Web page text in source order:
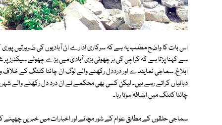
اس بات کا واضح مطلب یہ ہے کہ سرکاری ادارے ان آبادیوں کی ضرورتیں پوری
سے کہنا پڑتا ہے کہ کراچی کی ہر چھوٹی بڑی آبادی میں بڑے چھوٹے سیکٹرز
ابلاغ، سماجی نمایندے اور درددل رکھنے والے لوگ ان چائنا کٹنگ کے خلاف
دہانیاں کراتے رہے ہیں۔ لیکن کسی بھی محکمے نے ان درد دل رکھنے والے
چائنا کٹنگ میں اضافہ ہوتا رہا۔
سماجی حلقوں کے مطابق عوام کے شور مچانے اور اخبارات میں خبریں